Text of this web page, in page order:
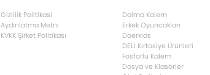
Gizlilik Politikasi
Aydınlatma Metni
KVKK Şirket Politikası
Dolma Kalem
Erkek Oyuncakları
Doerkids
DELI Kırtasiye Ürünleri
Fosforlu Kalem
Dosya ve Klasörler